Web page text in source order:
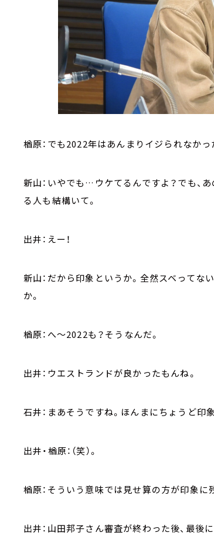
楢原：でも2022年はあんまりイジられなかっ
新山：いやでも…ウケてるんですよ？でも、
る人も結構いて。
出井：えー！
新山：だから印象というか。全然スベって
か。
楢原：へ～2022も？そうなんだ。
出井：ウエストランドが良かったもんね。
石井：まあそうですね。ほんまにちょうど
出井・楢原：（笑）。
楢原：そういう意味では見せ算の方が印象に残
出井：山田邦子さん審査が終わった後、最後